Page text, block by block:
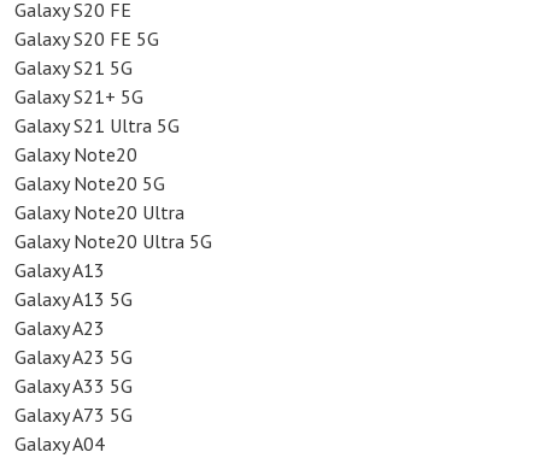
Galaxy S20 FE
Galaxy S20 FE 5G
Galaxy S21 5G
Galaxy S21+ 5G
Galaxy S21 Ultra 5G
Galaxy Note20
Galaxy Note20 5G
Galaxy Note20 Ultra
Galaxy Note20 Ultra 5G
Galaxy A13
Galaxy A13 5G
Galaxy A23
Galaxy A23 5G
Galaxy A33 5G
Galaxy A73 5G
Galaxy A04